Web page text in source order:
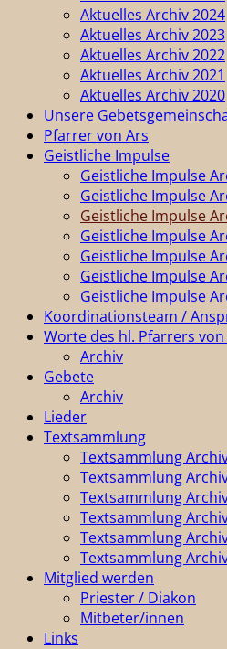
Aktuelles Archiv 2024
Aktuelles Archiv 2023
Aktuelles Archiv 2022
Aktuelles Archiv 2021
Aktuelles Archiv 2020
Unsere
Pfarrer von Ars
Geistliche Impulse
Geistliche Impulse
Geistliche Impulse
Geistliche Impulse
Geistliche Impulse
Geistliche Impulse
Geistliche Impulse
Geistliche Impulse
Koordinationsteam /
Worte des hl. Pfarrers von
Archiv
Gebete
Archiv
Lieder
Textsammlung
Textsammlung
Textsammlung
Textsammlung
Textsammlung
Textsammlung
Textsammlung
Mitglied werden
Priester / Diakon
Mitbeter/innen
Links